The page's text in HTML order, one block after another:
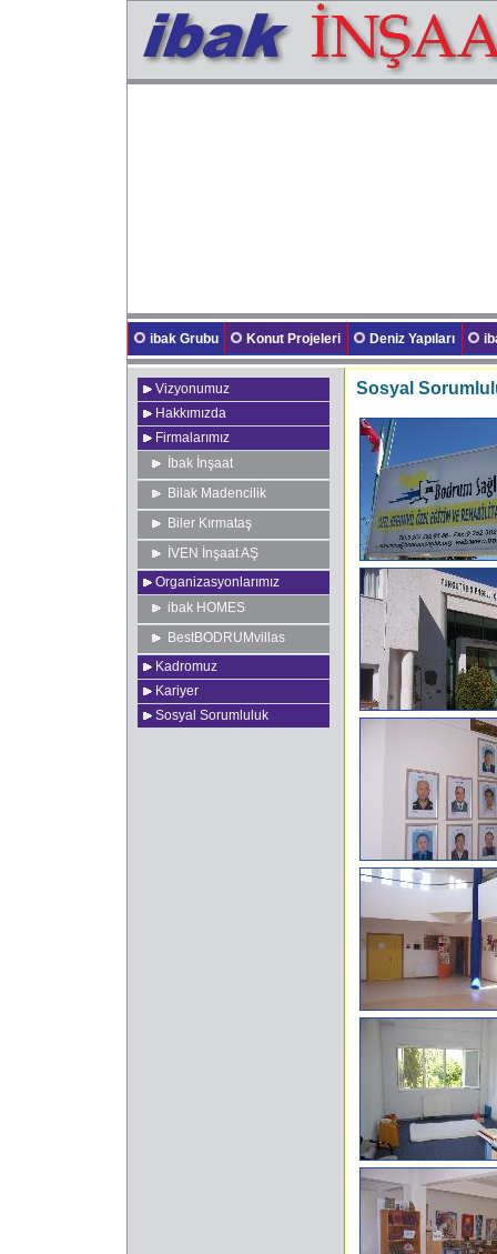
ibak Grubu Konut Projeleri Deniz Yapıları
Vizyonumuz
Hakkımızda
Firmalarımız
İbak İnşaat
Bilak Madencilik
Biler Kırmataş
İVEN İnşaat AŞ
Organizasyonlarımız
ibak HOMES
BestBODRUMvillas
Kadromuz
Kariyer
Sosyal Sorumluluk
Sosyal